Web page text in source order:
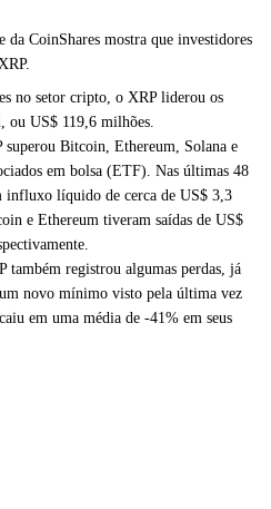
CoinShares mostra que investidores
no setor cripto, o XRP liderou os
ou US$ 119,6 milhões.
Bitcoin, Ethereum, Solana e
em bolsa (ETF). Nas últimas 48
influxo líquido de cerca de US$ 3,3
e Ethereum tiveram saídas de US$
também registrou algumas perdas, já
novo mínimo visto pela última vez
em uma média de -41% em seus